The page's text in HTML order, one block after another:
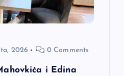
2026 0 Comments
i Edina